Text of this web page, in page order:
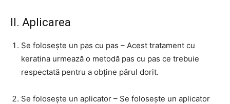
II. Aplicarea
Se folosește un pas cu pas – Acest tratament cu
keratina urmează o metodă pas cu pas ce trebuie
respectată pentru a obține părul dorit.
Se folosește un aplicator – Se folosește un aplicator